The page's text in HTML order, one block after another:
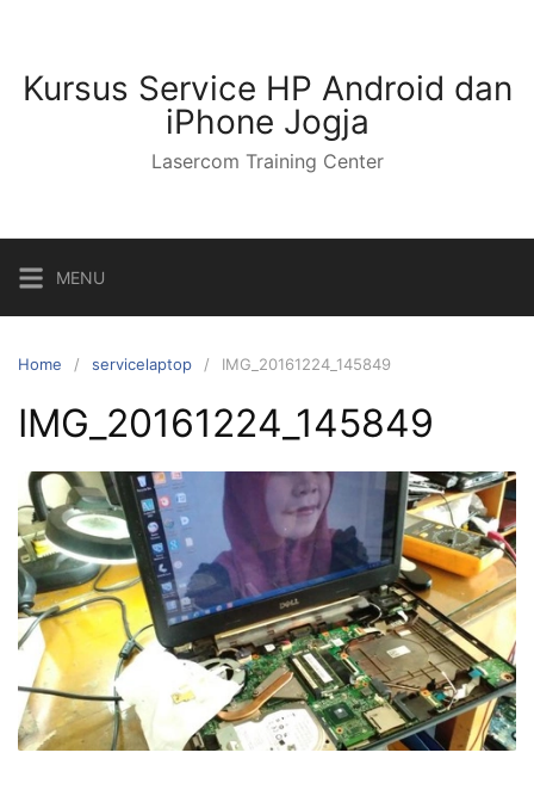
Kursus Service HP Android dan
iPhone Jogja
Lasercom Training Center
MENU
Home servicelaptop IMG_20161224_145849
IMG_20161224_145849